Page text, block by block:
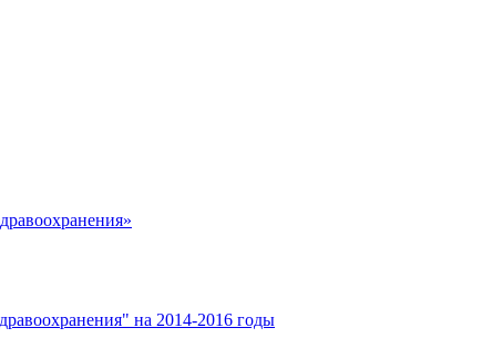
на 2014-2016 годы